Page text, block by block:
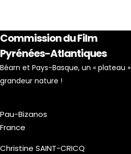
Commission du Film
Pyrénées-Atlantiques
Béarn et Pays-Basque, un « plateau »
grandeur nature !
Pau-Bizanos
France
Christine SAINT-CRICQ